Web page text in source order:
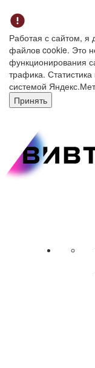
Работая с сайтом, я
файлов cookie. Это
функционирования
трафика.
системой
Принять